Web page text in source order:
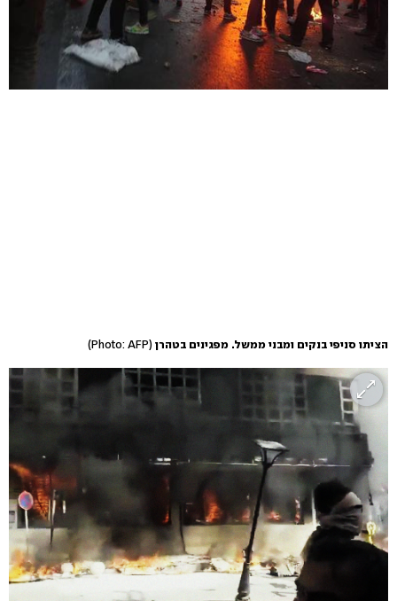
הציתו סניפי בנקים ומבני ממשל. מפגינים בטהרן (Photo: AFP)